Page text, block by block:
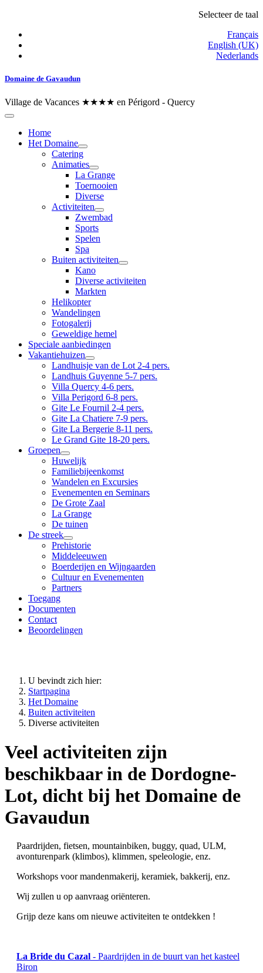
Selecteer de taal
Français
English (UK)
Nederlands
Domaine de Gavaudun
Village de Vacances ★★★★ en Périgord - Quercy
Home
Het Domaine
Catering
Animaties
La Grange
Toernooien
Diverse
Activiteiten
Zwembad
Sports
Spelen
Spa
Buiten activiteiten
Kano
Diverse activiteiten
Markten
Helikopter
Wandelingen
Fotogalerij
Geweldige hemel
Speciale aanbiedingen
Vakantiehuizen
Landhuisje van de Lot 2-4 pers.
Landhuis Guyenne 5-7 pers.
Villa Quercy 4-6 pers.
Villa Perigord 6-8 pers.
Gite Le Fournil 2-4 pers.
Gite La Chatiere 7-9 pers.
Gite La Bergerie 8-11 pers.
Le Grand Gite 18-20 pers.
Groepen
Huwelijk
Familiebijeenkomst
Wandelen en Excursies
Evenementen en Seminars
De Grote Zaal
La Grange
De tuinen
De streek
Prehistorie
Middeleeuwen
Boerderijen en Wijngaarden
Cultuur en Evenementen
Partners
Toegang
Documenten
Contact
Beoordelingen
U bevindt zich hier:
Startpagina
Het Domaine
Buiten activiteiten
Diverse activiteiten
Veel activiteiten zijn
beschikbaar in de Dordogne-
Lot, dicht bij het Domaine de
Gavaudun
Paardrijden, fietsen, mountainbiken, buggy, quad, ULM,
avonturenpark (klimbos), klimmen, speleologie, enz.
Workshops voor mandenmakerij, keramiek, bakkerij, enz.
Wij zullen u op aanvraag oriënteren.
Grijp deze kans om nieuwe activiteiten te ontdekken !
La Bride du Cazal - Paardrijden in de buurt van het kasteel
Biron